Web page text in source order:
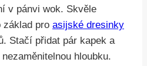
v pánvi wok. Skvěle
základ pro asijské dresinky
Stačí přidat pár kapek a
hloubku.